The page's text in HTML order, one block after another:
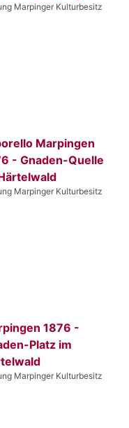
Marpinger Kulturbesitz
Marpingen
- Gnaden-Quelle
Marpinger Kulturbesitz
1876 -
Platz im
Marpinger Kulturbesitz